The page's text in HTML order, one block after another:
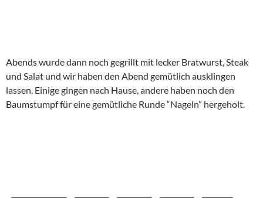
Abends wurde dann noch gegrillt mit lecker Bratwurst, Steak
und Salat und wir haben den Abend gemütlich ausklingen
lassen. Einige gingen nach Hause, andere haben noch den
Baumstumpf für eine gemütliche Runde “Nageln” hergeholt.